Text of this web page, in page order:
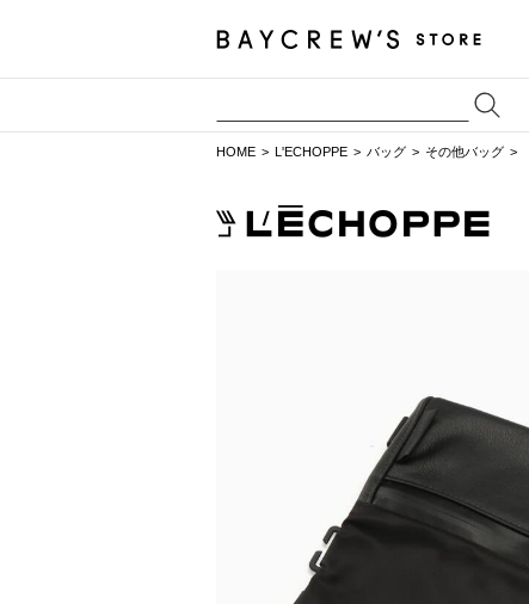
HOME L'ECHOPPE バッグ その他バッグ